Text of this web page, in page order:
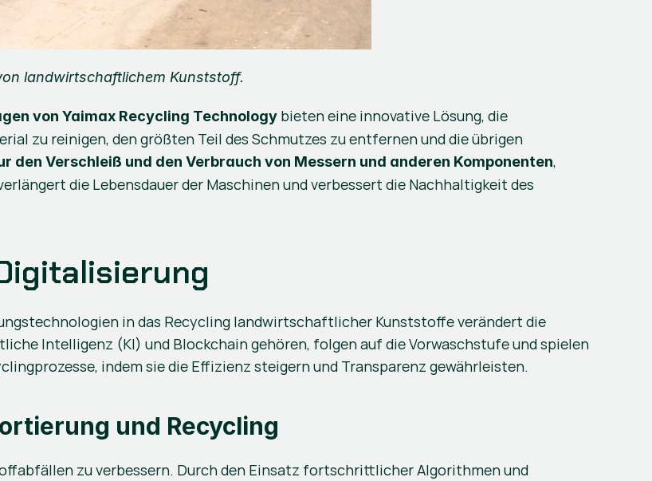
landwirtschaftlichem Kunststoff.
von Yaimax Recycling Technology bieten eine innovative Lösung, die
zu reinigen, den größten Teil des Schmutzes zu entfernen und die übrigen
den Verschleiß und den Verbrauch von Messern und anderen Komponenten,
die Lebensdauer der Maschinen und verbessert die Nachhaltigkeit des
in das Recycling landwirtschaftlicher Kunststoffe verändert die
Intelligenz (KI) und Blockchain gehören, folgen auf die Vorwaschstufe und spielen
indem sie die Effizienz steigern und Transparenz gewährleisten.
und Recycling
zu verbessern. Durch den Einsatz fortschrittlicher Algorithmen und